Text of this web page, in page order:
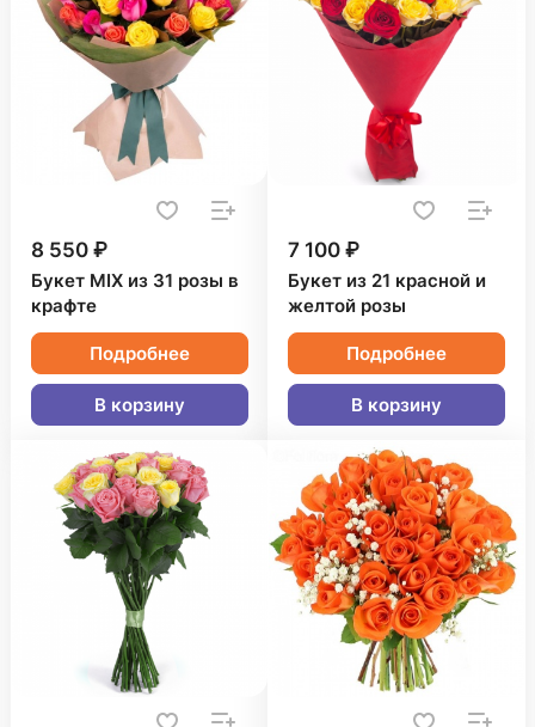
8 550 ₽
Букет MIX из 31 розы в
крафте
Подробнее
В корзину
7 100 ₽
Букет из 21 красной и
желтой розы
Подробнее
В корзину